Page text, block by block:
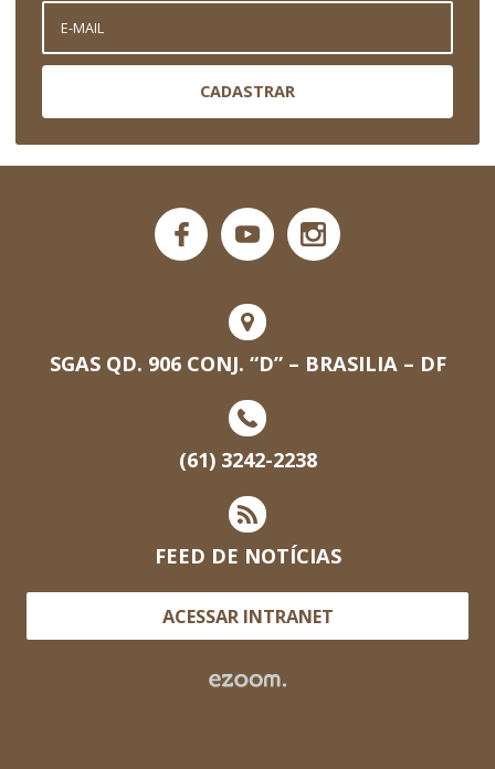
CADASTRAR
SGAS QD. 906 CONJ. “D” – BRASILIA – DF
(61) 3242-2238
FEED DE NOTÍCIAS
ACESSAR INTRANET